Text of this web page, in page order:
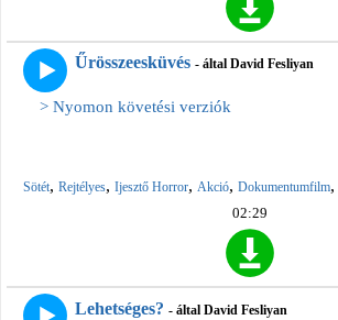
Űrösszeesküvés - által David Fesliyan
> Nyomon követési verziók
Sötét, Rejtélyes, Ijesztő Horror, Akció, Dokumentumfilm,
02:29
Lehetséges? - által David Fesliyan